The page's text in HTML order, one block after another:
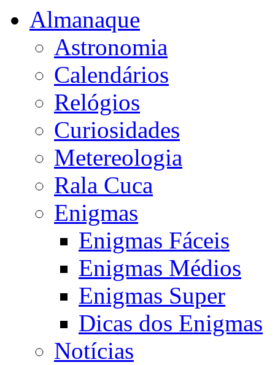
Almanaque
Astronomia
Calendários
Relógios
Curiosidades
Metereologia
Rala Cuca
Enigmas
Enigmas Fáceis
Enigmas Médios
Enigmas Super
Dicas dos Enigmas
Notícias